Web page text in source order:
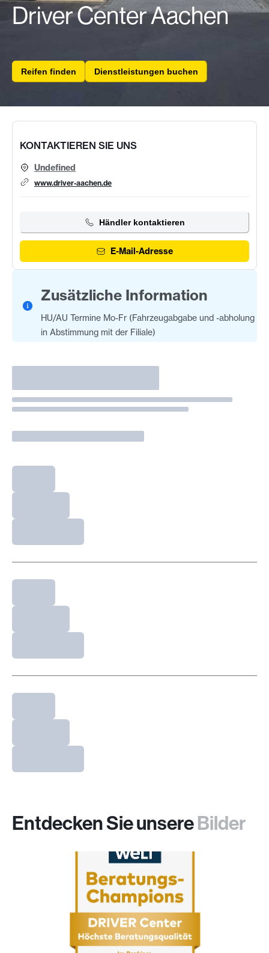
Driver Center Aachen
Reifen finden Dienstleistungen buchen
Zusätzliche Information
HU/AU Termine Mo-Fr (Fahrzeugabgabe und -abholung
in Abstimmung mit der Filiale)
Entdecken Sie unsereBilder
KONTAKTIEREN SIE UNS
Undefined
www.driver-aachen.de
Händler kontaktieren
E-Mail-Adresse